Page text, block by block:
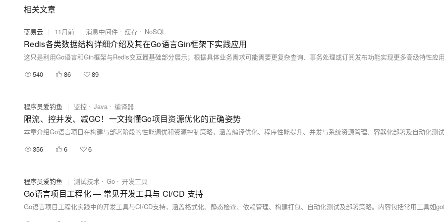
相关文章
蓝易云 | 11月前 | 消息中间件 缓存 NoSQL
Redis各类数据结构详细介绍及其在Go语言Gin框架下实践应用
这只是利用Go语言和Gin框架与Redis交互最基础部分展示；根据具体业务需求可能需要更复杂查询、事务处理或订阅发布功能实现更多高级特性应用
540
86 89
程序员爱钓鱼 | 监控 Java 编译器
限流、控并发、减GC！一文搞懂Go项目资源优化的正确姿势
356
6 6
程序员爱钓鱼 | 测试技术 Go 开发工具
Go语言项目工程化 — 常见开发工具与 CI/CD 支持